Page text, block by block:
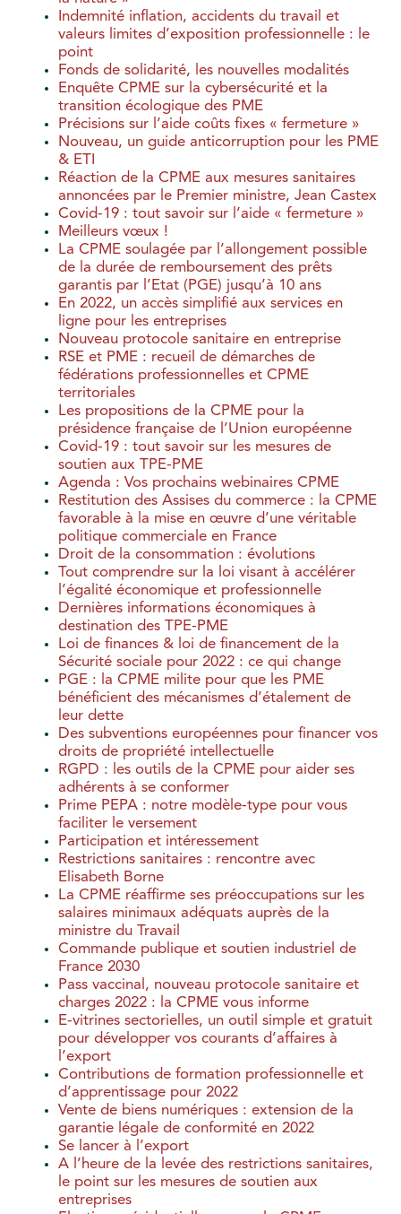
Indemnité inflation, accidents du travail et
valeurs limites d’exposition professionnelle : le
point
Fonds de solidarité, les nouvelles modalités
Enquête CPME sur la cybersécurité et la
transition écologique des PME
Précisions sur l’aide coûts fixes « fermeture »
Nouveau, un guide anticorruption pour les PME
& ETI
Réaction de la CPME aux mesures sanitaires
annoncées par le Premier ministre, Jean Castex
Covid-19 : tout savoir sur l’aide « fermeture »
Meilleurs vœux !
La CPME soulagée par l’allongement possible
de la durée de remboursement des prêts
garantis par l’Etat (PGE) jusqu’à 10 ans
En 2022, un accès simplifié aux services en
ligne pour les entreprises
Nouveau protocole sanitaire en entreprise
RSE et PME : recueil de démarches de
fédérations professionnelles et CPME
territoriales
Les propositions de la CPME pour la
présidence française de l’Union européenne
Covid-19 : tout savoir sur les mesures de
soutien aux TPE-PME
Agenda : Vos prochains webinaires CPME
Restitution des Assises du commerce : la CPME
favorable à la mise en œuvre d’une véritable
politique commerciale en France
Droit de la consommation : évolutions
Tout comprendre sur la loi visant à accélérer
l’égalité économique et professionnelle
Dernières informations économiques à
destination des TPE-PME
Loi de finances & loi de financement de la
Sécurité sociale pour 2022 : ce qui change
PGE : la CPME milite pour que les PME
bénéficient des mécanismes d’étalement de
leur dette
Des subventions européennes pour financer vos
droits de propriété intellectuelle
RGPD : les outils de la CPME pour aider ses
adhérents à se conformer
Prime PEPA : notre modèle-type pour vous
faciliter le versement
Participation et intéressement
Restrictions sanitaires : rencontre avec
Elisabeth Borne
La CPME réaffirme ses préoccupations sur les
salaires minimaux adéquats auprès de la
ministre du Travail
Commande publique et soutien industriel de
France 2030
Pass vaccinal, nouveau protocole sanitaire et
charges 2022 : la CPME vous informe
E-vitrines sectorielles, un outil simple et gratuit
pour développer vos courants d’affaires à
l’export
Contributions de formation professionnelle et
d’apprentissage pour 2022
Vente de biens numériques : extension de la
garantie légale de conformité en 2022
Se lancer à l’export
A l’heure de la levée des restrictions sanitaires,
le point sur les mesures de soutien aux
entreprises